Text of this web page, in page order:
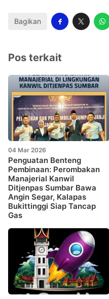
Bagikan
Pos terkait
04 Mar 2026
Penguatan Benteng
Pembinaan: Perombakan
Manajerial Kanwil
Ditjenpas Sumbar Bawa
Angin Segar, Kalapas
Bukittinggi Siap Tancap
Gas